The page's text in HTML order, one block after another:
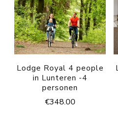
Lodge Royal 4 people
in Lunteren -4
personen
€348.00